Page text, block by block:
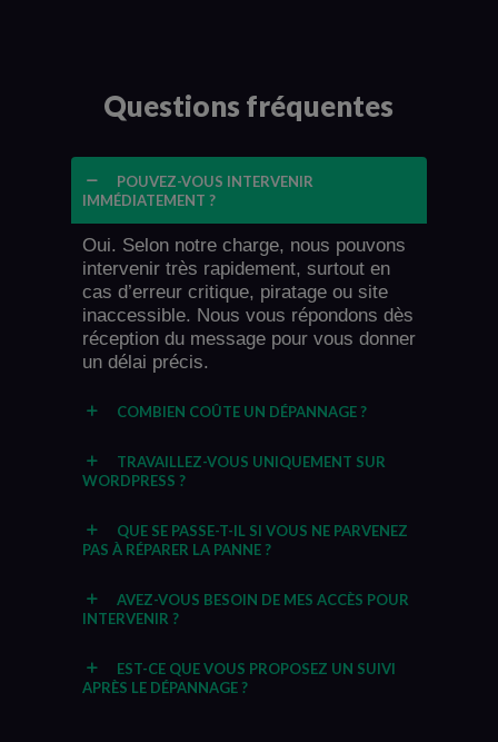
Questions fréquentes
POUVEZ-VOUS INTERVENIR
IMMÉDIATEMENT ?
Oui. Selon notre charge, nous pouvons
intervenir très rapidement, surtout en
cas d’erreur critique, piratage ou site
inaccessible. Nous vous répondons dès
réception du message pour vous donner
un délai précis.
COMBIEN COÛTE UN DÉPANNAGE ?
TRAVAILLEZ-VOUS UNIQUEMENT SUR
WORDPRESS ?
QUE SE PASSE-T-IL SI VOUS NE PARVENEZ
PAS À RÉPARER LA PANNE ?
AVEZ-VOUS BESOIN DE MES ACCÈS POUR
INTERVENIR ?
EST-CE QUE VOUS PROPOSEZ UN SUIVI
APRÈS LE DÉPANNAGE ?